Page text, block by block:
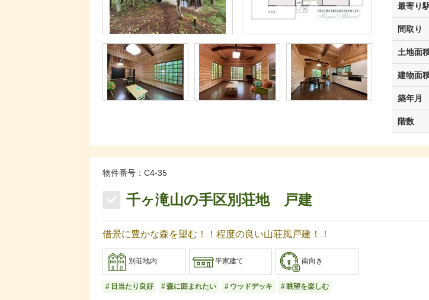
最寄り
間取り
土地面
建物面
築年月
階数
物件番号：C4-35
千ヶ滝山の手区別荘地 戸建
借景に豊かな森を望む！！程度の良い山荘風戸建！！
別荘地内 平家建て 南向き
日当たり良好 森に囲まれたい ウッドデッキ 眺望を楽しむ